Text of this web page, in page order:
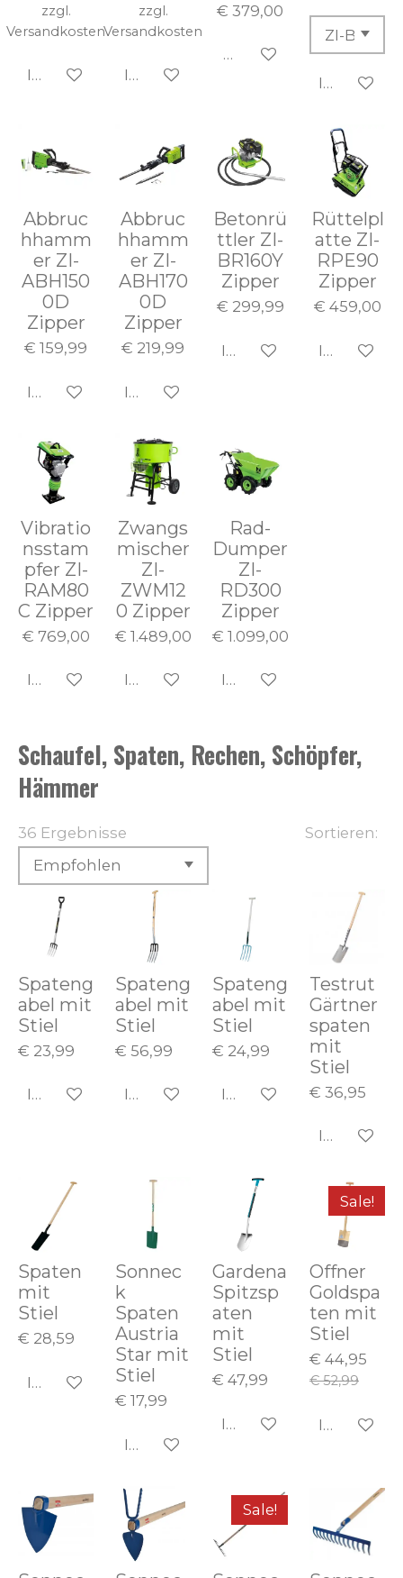
zzgl.
Versandkosten
In den Warenkorb
zzgl.
Versandkosten
In den Warenkorb
€ 379,00
Bei Verfügbarkeit
In den
Abbruc
hhamm
er ZI-
ABH150
0D
Zipper
€ 159,99
In den Warenkorb
Abbruc
hhamm
er ZI-
ABH170
0D
Zipper
€ 219,99
In den Warenkorb
Betonrü
ttler ZI-
BR160Y
Zipper
€ 299,99
In den Warenkorb
Rüttelpl
atte ZI-
RPE90
Zipper
€ 459,00
In den
Vibratio
nsstam
pfer ZI-
RAM80
C Zipper
€ 769,00
In den Warenkorb
Zwangs
mischer
ZI-
ZWM12
0 Zipper
€ 1.489,00
In den Warenkorb
Rad-
Dumper
ZI-
RD300
Zipper
€ 1.099,00
In den Warenkorb
Schaufel, Spaten, Rechen, Schöpfer,
Hämmer
36 Ergebnisse Sortieren:
Spateng
abel mit
Stiel
€ 23,99
In den Warenkorb
Spateng
abel mit
Stiel
€ 56,99
In den Warenkorb
Spateng
abel mit
Stiel
€ 24,99
In den Warenkorb
Testrut
Gärtner
spaten
mit
Stiel
€ 36,95
In den
Spaten
mit
Stiel
€ 28,59
In den Warenkorb
Sonnec
k
Spaten
Austria
Star mit
Stiel
€ 17,99
In den Warenkorb
Gardena
Spitzsp
aten
mit
Stiel
€ 47,99
In den Warenkorb
Sale!
Offner
Goldspa
ten mit
Stiel
€ 44,95
€ 52,99
In den
Sale!